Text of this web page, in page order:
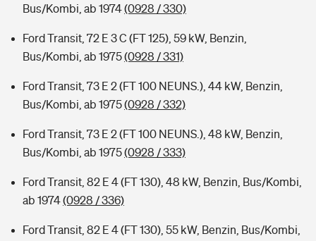
Bus/Kombi, ab 1974(0928 / 330)
Ford Transit, 72 E 3 C (FT 125), 59 kW, Benzin,
Bus/Kombi, ab 1975(0928 / 331)
Ford Transit, 73 E 2 (FT 100 NEUNS.), 44 kW, Benzin,
Bus/Kombi, ab 1975(0928 / 332)
Ford Transit, 73 E 2 (FT 100 NEUNS.), 48 kW, Benzin,
Bus/Kombi, ab 1975(0928 / 333)
Ford Transit, 82 E 4 (FT 130), 48 kW, Benzin, Bus/Kombi,
ab 1974(0928 / 336)
Ford Transit, 82 E 4 (FT 130), 55 kW, Benzin, Bus/Kombi,